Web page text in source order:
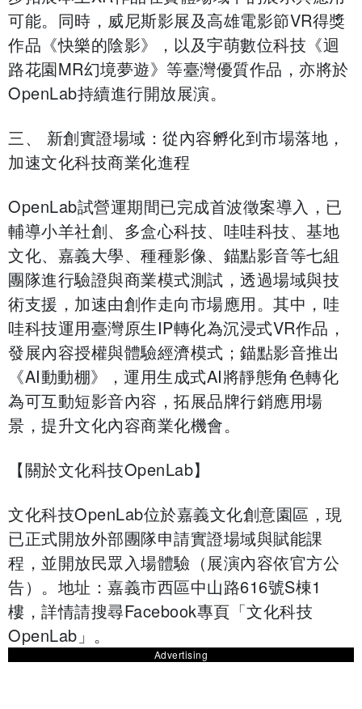
可能。同時，威尼斯影展及高雄電影節VR得獎
作品《快樂的陰影》，以及宇萌數位科技《迴
路花園MR幻境夢遊》等臺灣優質作品，亦將於
OpenLab持續進行開放展演。
三、 新創實證場域：從內容孵化到市場落地，
加速文化科技商業化進程
OpenLab試營運期間已完成首波徵案導入，已
輔導小羊社創、多盒心科技、哇哇科技、基地
文化、嘉義大學、種種影像、錨點影音等七組
團隊進行驗證與商業模式測試，透過場域與技
術支援，加速由創作走向市場應用。其中，哇
哇科技運用臺灣原生IP轉化為沉浸式VR作品，
發展內容授權與體驗經濟模式；錨點影音推出
《AI動動棚》，運用生成式AI將靜態角色轉化
為可互動短影音內容，拓展品牌行銷應用場
景，提升文化內容商業化機會。
【關於文化科技OpenLab】
文化科技OpenLab位於嘉義文化創意園區，現
已正式開放外部團隊申請實證場域與賦能課
程，並開放民眾入場體驗（展演內容依官方公
告）。地址：嘉義市西區中山路616號S棟1
樓，詳情請搜尋Facebook專頁「文化科技
OpenLab」。
Advertising